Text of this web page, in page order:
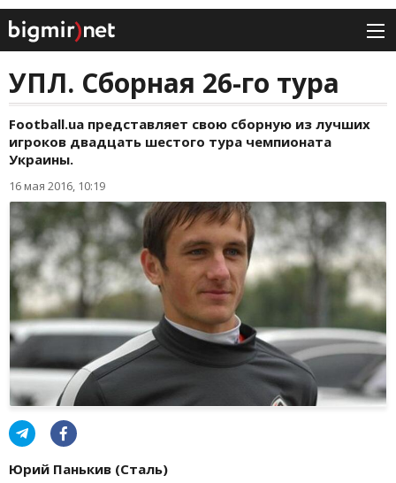
УПЛ. Сборная 26-го тура
Football.ua представляет свою сборную из лучших
игроков двадцать шестого тура чемпионата
Украины.
16 мая 2016, 10:19
Юрий Панькив (Сталь)